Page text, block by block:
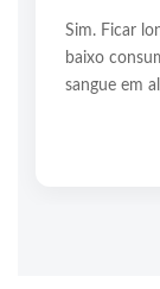
Sim. Ficar
baixo
sangue em